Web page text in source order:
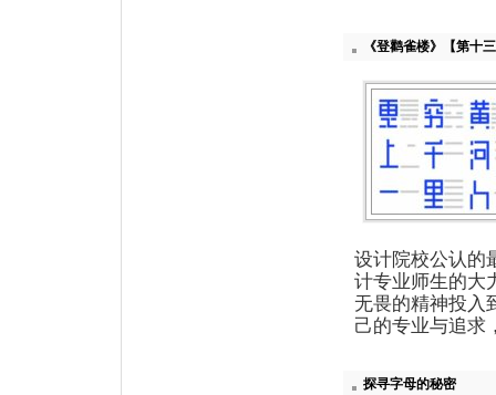
《登鹳雀楼》【第十
设计院校公认的
计专业师生的大
无畏的精神投入
己的专业与追求
探寻字母的秘密